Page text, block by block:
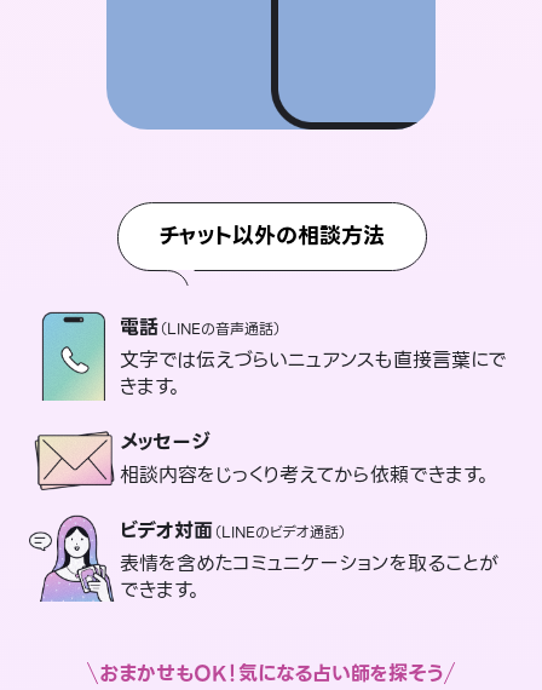
チャット以外の相談方法
電話（LINEの音声通話）
文字では伝えづらいニュアンスも直接言葉にで
きます。
メッセージ
相談内容をじっくり考えてから依頼できます。
ビデオ対面（LINEのビデオ通話）
表情を含めたコミュニケーションを取ることが
できます。
おまかせもOK！気になる占い師を探そう